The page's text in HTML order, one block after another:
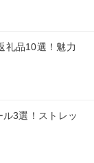
礼品10選！魅力
3選！ストレッ